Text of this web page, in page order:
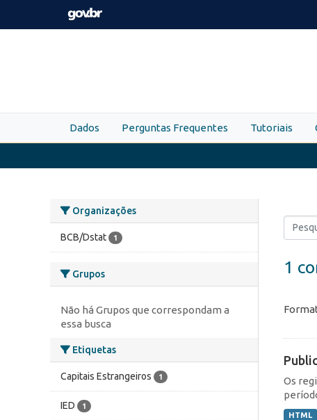
Skip to main content
Dados Perguntas Frequentes Tutoriais
Organizações
BCB/Dstat 1
Grupos
Não há Grupos que correspondam a
essa busca
Etiquetas
Capitais Estrangeiros 1
IED 1
1
Os
HTML